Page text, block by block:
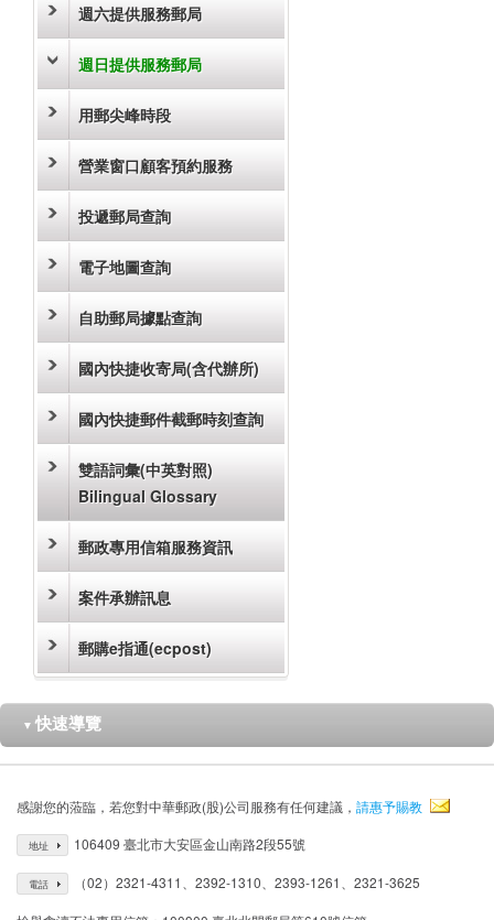
週六提供服務郵局
週日提供服務郵局
用郵尖峰時段
營業窗口顧客預約服務
投遞郵局查詢
電子地圖查詢
自助郵局據點查詢
國內快捷收寄局(含代辦所)
國內快捷郵件截郵時刻查詢
雙語詞彙(中英對照)
Bilingual Glossary
郵政專用信箱服務資訊
案件承辦訊息
郵購e指通(ecpost)
▼ 快速導覽
感謝您的蒞臨，若您對中華郵政(股)公司服務有任何建議， 請惠予賜教
地址 106409 臺北市大安區金山南路2段55號
電話 （02）2321-4311、2392-1310、2393-1261、2321-3625